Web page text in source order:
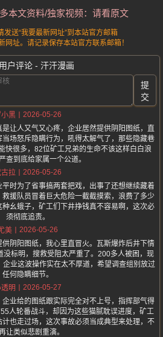
本文资料/独家视频：请看原文
送“我要最新网址”到本站官方邮箱
址。请记录保存本站官方联系邮箱！
户评论 - 汗汗漫画
提
交
小黑
2026-05-26
让人又气又心疼，企业居然提供阴阳图纸，直
场怒斥隐瞒行为，吼得太解气了，那些隐藏巷
快很多，82位矿工兄弟的生命不该这样白白浪
查到底给家属一个公道。
拉
2026-05-26
时为了省事搞两套把戏，出事了还想继续藏着
援队员冒着巨大危险一截截摸索，浪费了多少
幺蛾子，矿工们下井挣钱真不容易啊，这次必
须彻底追责。
美
2026-05-26
阴阳图纸，我心里直冒火。瓦斯爆炸后井下情
没标明，搜救受阻太严重了。200多人被困，现
业这波操作实在太不厚道，希望调查组别放过
任何隐瞒细节。
明
2026-05-27
业给的图纸跟实际完全对不上号，指挥部气得
人轮番战斗，却因为这些猫腻耽误进度，矿工
也走过场，这次事故必须当成典型来处理，不
让类似悲剧重演。